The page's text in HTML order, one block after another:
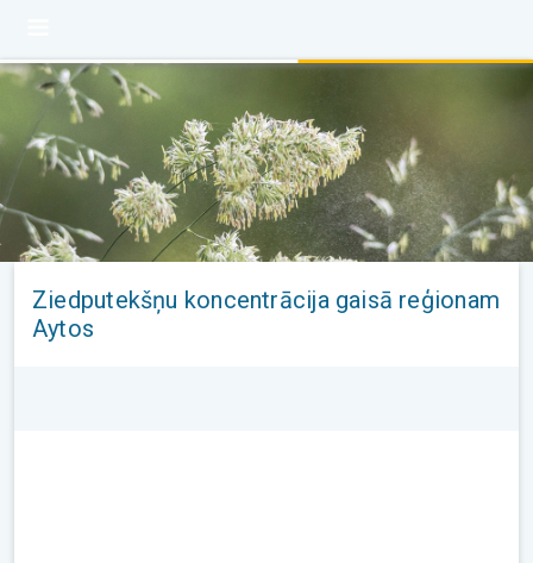
Ziedputekšņu koncentrācija gaisā reģionam
Aytos